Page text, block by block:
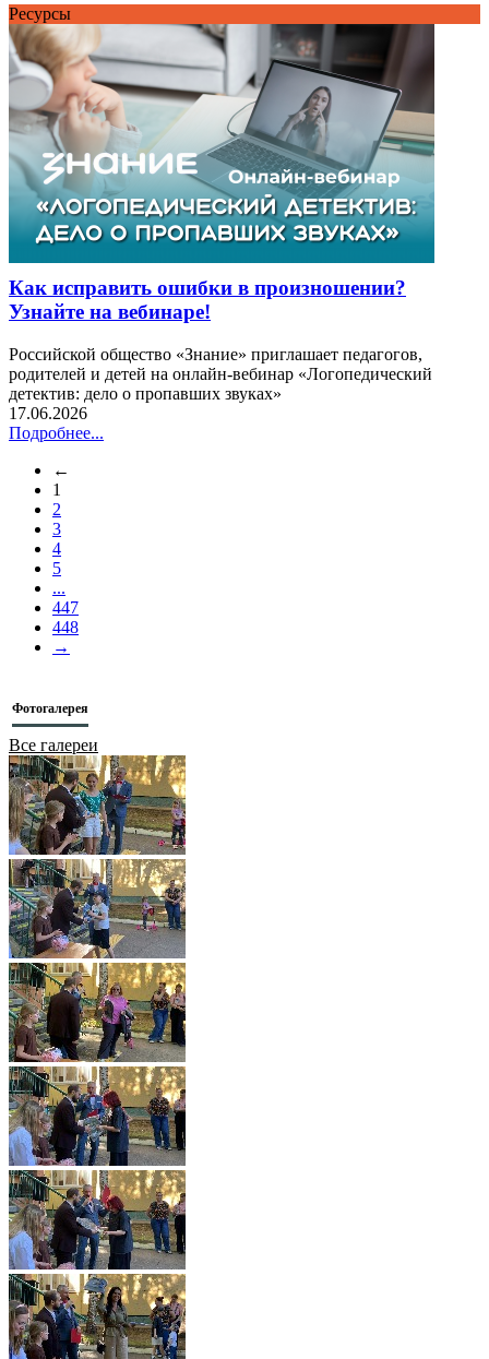
Ресурсы
Как исправить ошибки в произношении?
Узнайте на вебинаре!
Российской общество «Знание» приглашает педагогов,
родителей и детей на онлайн-вебинар «Логопедический
детектив: дело о пропавших звуках»
17.06.2026
Подробнее...
←
1
2
3
4
5
...
447
448
→
Фотогалерея
Все галереи